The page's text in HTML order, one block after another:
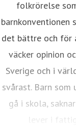
folkrörelse
barnkonventionen
det bättre och för
väcker opinion
Sverige och i
svårast. Barn
gå i skola,
lever i